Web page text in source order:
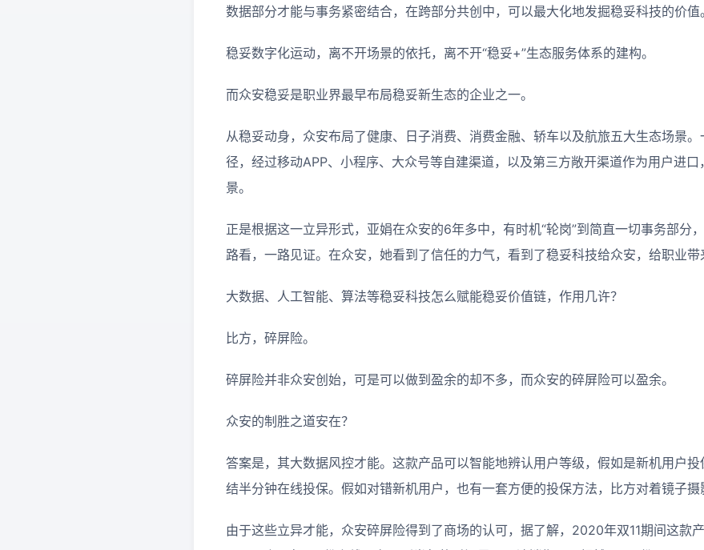
数据部分才能与事务紧密结合，在跨部分共创中，可以最大化地发掘稳妥科技的价值。
稳妥数字化运动，离不开场景的依托，离不开“稳妥+”生态服务体系的建构。
而众安稳妥是职业界最早布局稳妥新生态的企业之一。
从稳妥动身，众安布局了健康、日子消费、消费金融、轿车以及航旅五大生态场景
径，经过移动APP、小程序、大众号等自建渠道，以及第三方敞开渠道作为用户进
景。
正是根据这一立异形式，亚娟在众安的6年多中，有时机“轮岗”到简直一切事务部分
路看，一路见证。在众安，她看到了信任的力气，看到了稳妥科技给众安，给职业带
大数据、人工智能、算法等稳妥科技怎么赋能稳妥价值链，作用几许？
比方，碎屏险。
碎屏险并非众安创始，可是可以做到盈余的却不多，而众安的碎屏险可以盈余。
众安的制胜之道安在？
答案是，其大数据风控才能。这款产品可以智能地辨认用户等级，假如是新机用户
结半分钟在线投保。假如对错新机用户，也有一套方便的投保方法，比方对着镜子摄
由于这些立异才能，众安碎屏险得到了商场的认可，据了解，2020年双11期间这款